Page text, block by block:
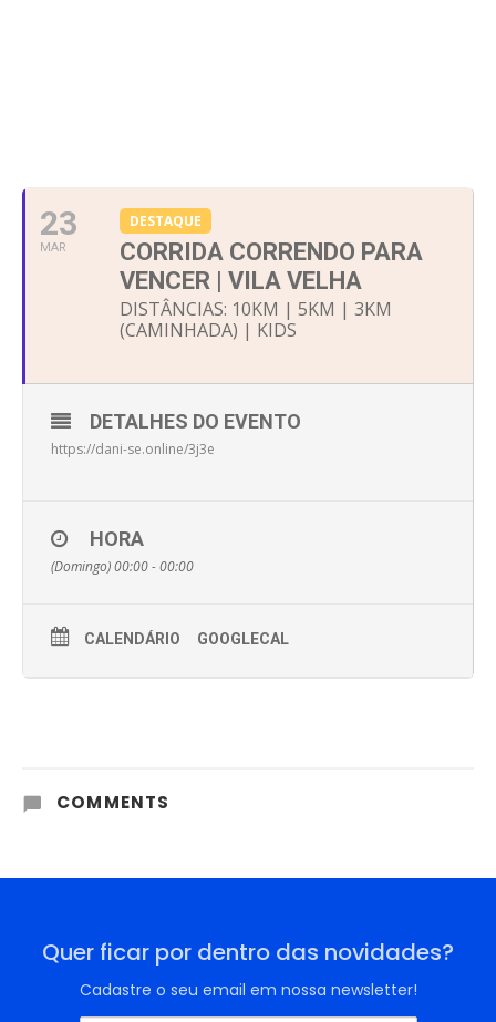
23
MAR
DESTAQUE
CORRIDA CORRENDO PARA
VENCER | VILA VELHA
DISTÂNCIAS: 10KM | 5KM | 3KM
(CAMINHADA) | KIDS
DETALHES DO EVENTO
https://dani-se.online/3j3e
HORA
(Domingo) 00:00 - 00:00
CALENDÁRIO GOOGLECAL
COMMENTS
Quer ficar por dentro das novidades?
Cadastre o seu email em nossa newsletter!